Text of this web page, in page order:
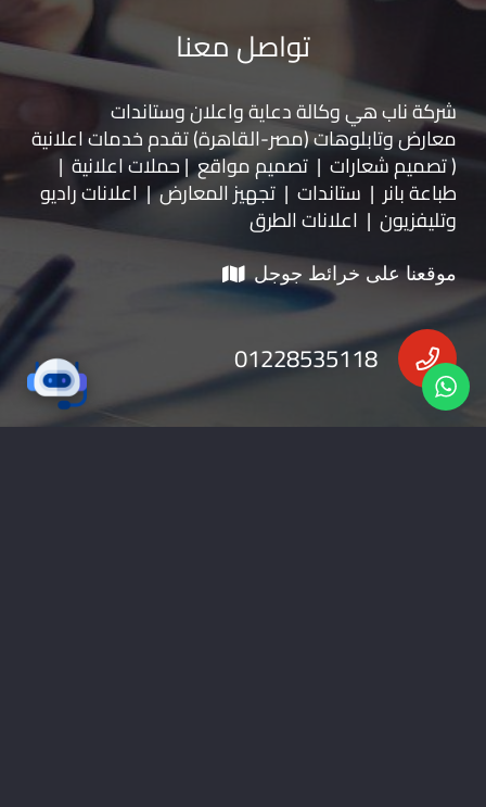
تواصل معنا
شركة ناب هي وكالة دعاية واعلان وستاندات
معارضوتابلوهات(مصر-القاهرة) تقدم خدمات اعلانية
( تصميم شعارات | تصميم مواقع | حملات اعلانية |
طباعة بانر | ستاندات | تجهيز المعارض | اعلانات راديو
وتليفزيون | اعلانات الطرق
موقعنا على خرائط جوجل
01228535118